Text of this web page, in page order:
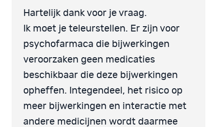
Hartelijk dank voor je vraag.
Ik moet je teleurstellen. Er zijn voor
psychofarmaca die bijwerkingen
veroorzaken geen medicaties
beschikbaar die deze bijwerkingen
opheffen. Integendeel, het risico op
meer bijwerkingen en interactie met
andere medicijnen wordt daarmee